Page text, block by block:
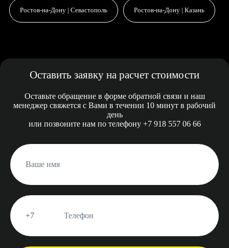
Ростов-на-Дону | Севастополь Ростов-на-Дону | Казань
Оставить заявку на расчет стоимости
Оставьте обращение в форме обратной связи и наш
менеджер свяжется с Вами в течении 10 минут в рабочий
день
или позвоните нам по телефону +7 918 557 06 66